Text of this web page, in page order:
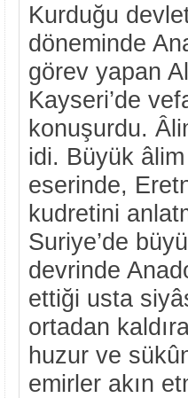
Kurduğu
döneminde
görev yapan
Kayseri’de
konuşurdu.
idi. Büyük
eserinde,
kudretini
Suriye’de
devrinde
ettiği usta
ortadan
huzur ve
emirler akın